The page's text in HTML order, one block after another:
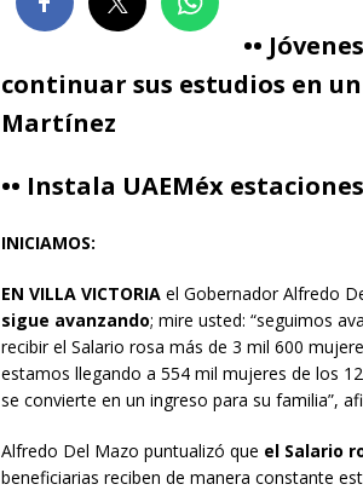
••
continuar sus estudios en
Martínez
•• Instala UAEMéx
INICIAMOS:
EN VILLA VICTORIA el Gobernador Alfredo
sigue avanzando; mire usted: “seguimos
recibir el Salario rosa más de 3 mil 600
estamos llegando a 554 mil mujeres de los
se convierte en un ingreso para su familia”,
Alfredo Del Mazo puntualizó que el Salario
beneficiarias reciben de manera constante